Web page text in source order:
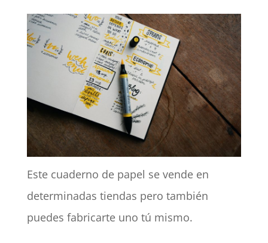
Este cuaderno de papel se vende en
determinadas tiendas pero también
puedes fabricarte uno tú mismo.